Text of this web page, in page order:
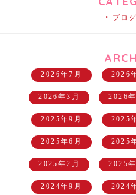
ブログ
2026年7月 2026
2026年3月 2026年
2025年9月 2025
2025年6月 2025
2025年2月 2025年
2024年9月 2024